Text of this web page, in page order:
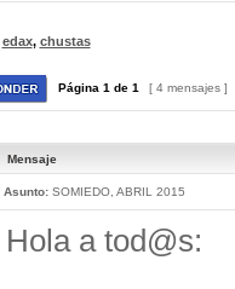
edax, chustas
Página 1 de 1 [ 4 mensajes ]
Mensaje
Asunto:SOMIEDO, ABRIL 2015
Hola a tod@s: